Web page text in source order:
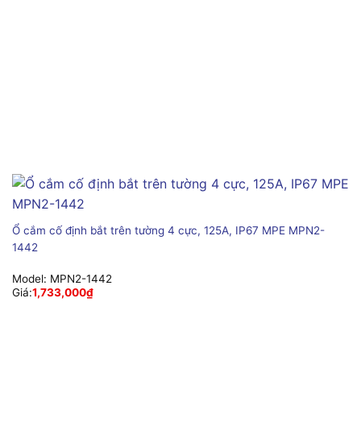
Ổ cắm cố định bắt trên tường 4 cực, 125A, IP67 MPE MPN2-
1442
Model: MPN2-1442
Giá:1,733,000₫